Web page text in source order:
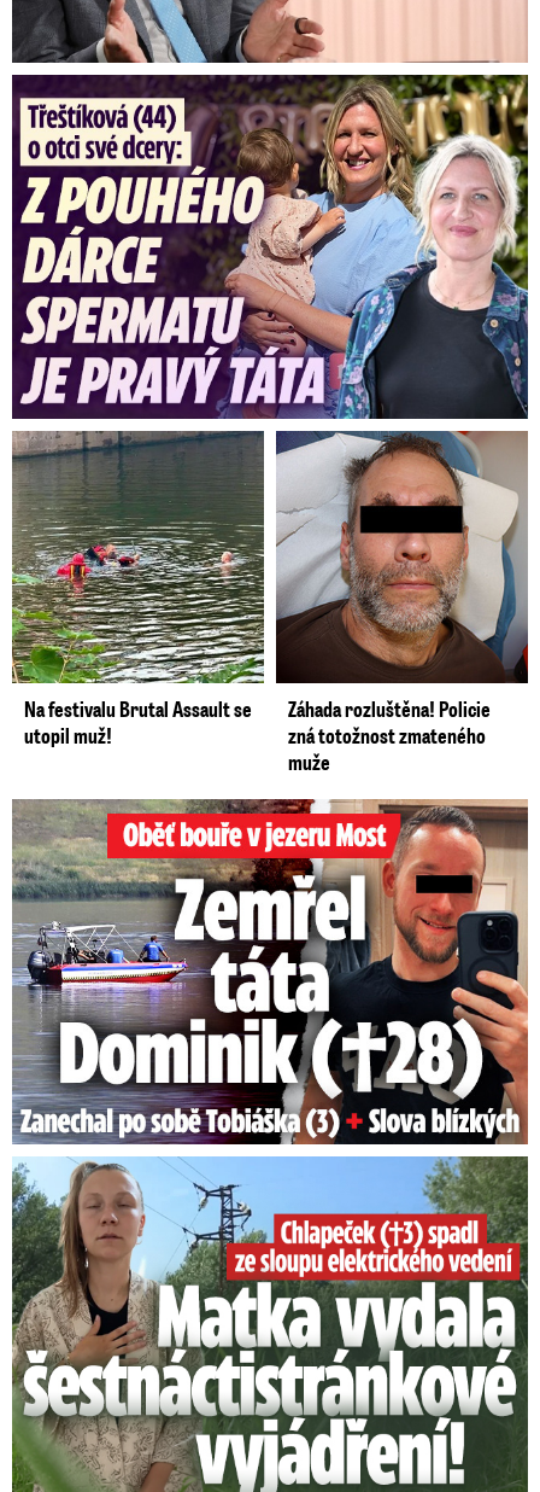
Třeštíková (44) o otci dcery: Z dárce spermatu pravý táta
Na festivalu Brutal Assault se
utopil muž!
Záhada rozluštěna! Policie
zná totožnost zmateného
muže
Oběť bouře v jezeru Most: Zemřel táta Dominik (†28)
Smrtelný pád chlapce: Matka vydala vyjádření na 16 stran